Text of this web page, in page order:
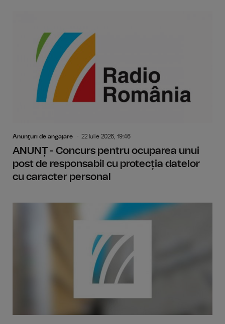
Anunţuri de angajare 22 Iulie 2026, 19:46
ANUNȚ - Concurs pentru ocuparea unui
post de responsabil cu protecția datelor
cu caracter personal